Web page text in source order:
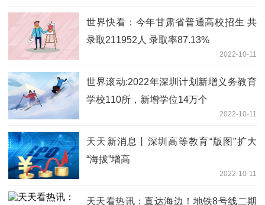
世界快看：今年甘肃省普通高校招生 共
录取211952人 录取率87.13%
2022-10-11
世界滚动:2022年深圳计划新增义务教育
学校110所，新增学位14万个
2022-10-11
天天新消息丨深圳高等教育“版图”扩大
“海拔”增高
2022-10-11
天天看热讯：直达海边！地铁8号线二期